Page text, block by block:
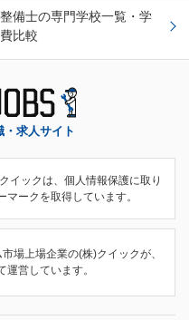
整備士の専門学校一覧・学
費比較
・求人サイト
イックは、個人情報保護に取り
ークを取得しています。
場上場企業の(株)クイックが、
営しています。